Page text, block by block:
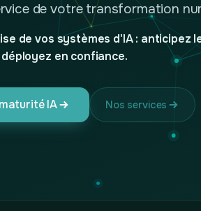
de votre transformation
de vos systèmes d'IA : anticipez
en confiance.
IA Nos services